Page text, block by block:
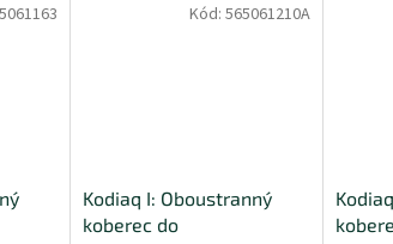
Kodiaq I: Oboustranný
koberec do
Kód: 565061210A